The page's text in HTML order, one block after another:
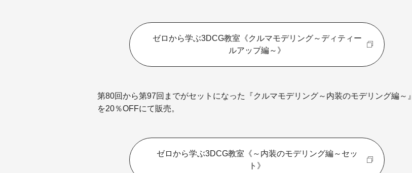
ゼロから学ぶ3DCG教室《クルマモデリング～ディティー
ルアップ編～》
第80回から第97回までがセットになった『クルマモデリング～内装のモデリング編～』
を20％OFFにて販売。
ゼロから学ぶ3DCG教室《～内装のモデリング編～セッ
ト》